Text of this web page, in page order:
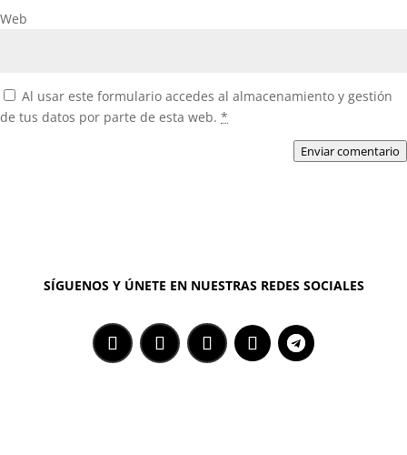
Web
Al usar este formulario accedes al almacenamiento y gestión
de tus datos por parte de esta web. *
Enviar comentario
SÍGUENOS Y ÚNETE EN NUESTRAS REDES SOCIALES